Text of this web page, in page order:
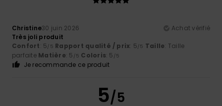
Christine30 juin 2026
Achat vérifié
Très joli produit
Confort: 5/5 Rapport qualité / prix: 5/5 Taille: Taille
parfaite Matière: 5 /5 Coloris: 5 /5
Je recommande ce produit
5/5